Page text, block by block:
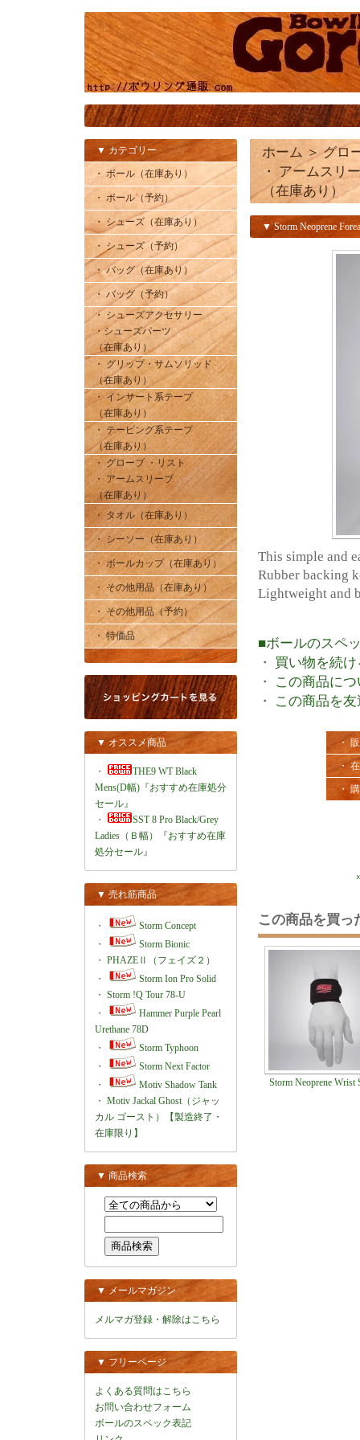
▼ カテゴリー
・ ボール（在庫あり）
・ ボール（予約）
・ シューズ（在庫あり）
・ シューズ（予約）
・ バッグ（在庫あり）
・ バッグ（予約）
・ シューズアクセサリー
・シューズパーツ
（在庫あり）
・ グリップ・サムソリッド
（在庫あり）
・ インサート系テープ
（在庫あり）
・ テーピング系テープ
（在庫あり）
・ グローブ ・リスト
・ アームスリーブ
（在庫あり）
・ タオル（在庫あり）
・ シーソー（在庫あり）
・ ボールカップ（在庫あり）
・ その他用品（在庫あり）
・ その他用品（予約）
・ 特価品
▼ オススメ商品
・
THE9 WT Black
Mens(D幅)『おすすめ在庫処分
セール』
・
SST 8 Pro Black/Grey
Ladies（Ｂ幅）『おすすめ在庫
処分セール』
▼ 売れ筋商品
・
Storm Concept
・
Storm Bionic
・ PHAZEⅡ（フェイズ２）
・
Storm Ion Pro Solid
・ Storm !Q Tour 78-U
・
Hammer Purple Pearl
Urethane 78D
・
Storm Typhoon
・
Storm Next Factor
・
Motiv Shadow Tank
・ Motiv Jackal Ghost（ジャッ
カル ゴースト）【製造終了・
在庫限り】
▼ 商品検索
▼ メールマガジン
メルマガ登録・解除はこちら
▼ フリーページ
よくある質問はこちら
お問い合わせフォーム
ボールのスペック表記
ホーム ＞ グロ
・ アームスリ
（在庫あり）
▼ Storm Neoprene
This simple and
Rubber backing
Lightweight and
■ボールのスペ
・ 買い物を続け
・
この商品に
・
この商品を
・
・
・
この商品を買っ
Storm Neoprene Wrist